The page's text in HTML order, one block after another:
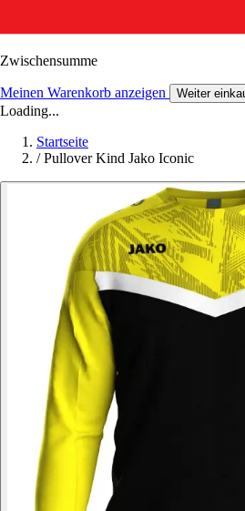
Zwischensumme
Meinen Warenkorb anzeigen Weiter
Loading...
Startseite
/ Pullover Kind Jako Iconic